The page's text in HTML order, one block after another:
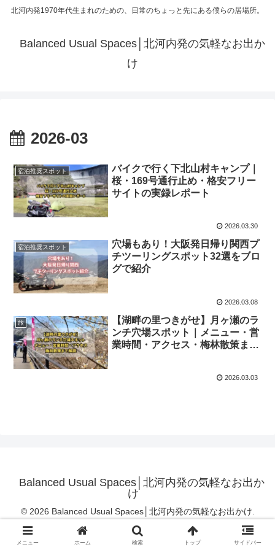
北河内発1970年代生まれのための、日常のちょっと先にある僕らの居場所。
Balanced Usual Spaces│北河内発の気軽なお出か
け
2026-03
宿泊推奨スポット
バイクで行く下北山村キャンプ｜
桜・169号通行止め・格安フリー
サイトの実録レポート
2026.03.30
宿泊推奨スポット
穴場もあり！大阪発日帰り関西プ
チツーリングスポット32選をブロ
グで紹介
2026.03.08
旅
【湖畔の里つきがせ】月ヶ瀬のラ
ンチ穴場スポット｜メニュー・営
業時間・アクセス・梅林散策まで
2026.03.03
Balanced Usual Spaces│北河内発の気軽なお出か
け
© 2026 Balanced Usual Spaces│北河内発の気軽なお出かけ.
メニュー ホーム 検索 トップ サイドバー